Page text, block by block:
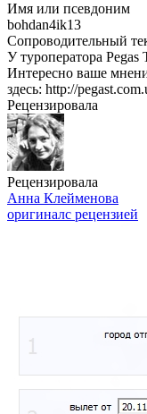
Имя или псевдоним
bohdan4ik13
Сопроводительный
У туроператора
Интересно ваше
здесь: http://
Рецензировала
Рецензировала
Анна Клейменова
оригиналс рецензией